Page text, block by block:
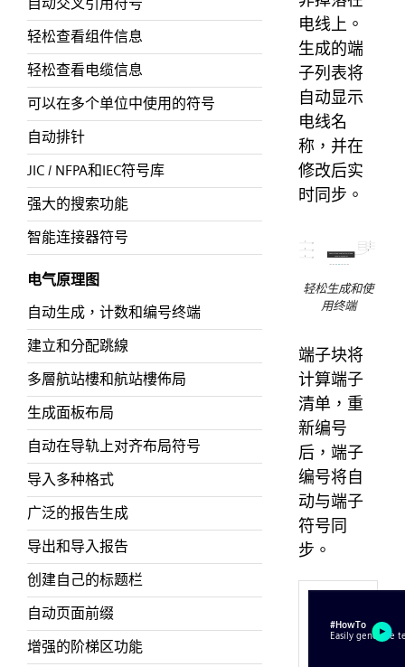
轻松查看组件信息
轻松查看电缆信息
可以在多个单位中使用的符号
自动排针
JIC / NFPA和IEC符号库
强大的搜索功能
智能连接器符号
电气原理图
自动生成，计数和编号终端
建立和分配跳線
多層航站樓和航站樓佈局
生成面板布局
自动在导轨上对齐布局符号
导入多种格式
广泛的报告生成
导出和导入报告
创建自己的标题栏
自动页面前缀
增强的阶梯区功能
电线上。
生成的端
子列表将
自动显示
电线名
称，并在
修改后实
时同步。
轻松生成和使
用终端
端子块将
计算端子
清单，重
新编号
后，端子
编号将自
动与端子
符号同
步。